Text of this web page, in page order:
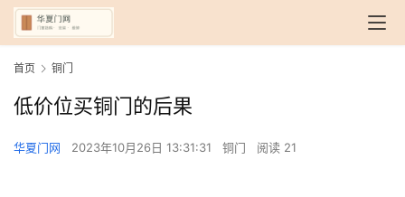
首页 铜门
低价位买铜门的后果
华夏门网 2023年10月26日 13:31:31 铜门 阅读 21